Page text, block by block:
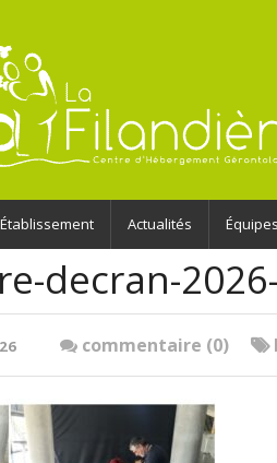
Établissement Actualités Équipes
decran-
commentaire (0)